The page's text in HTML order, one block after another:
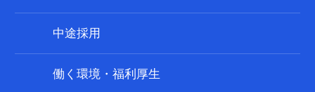
中途採用
働く環境・福利厚生